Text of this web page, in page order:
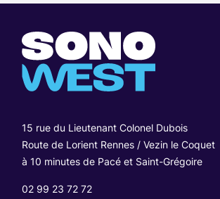
15 rue du Lieutenant Colonel Dubois
Route de Lorient Rennes / Vezin le Coquet
à 10 minutes de Pacé et Saint-Grégoire
02 99 23 72 72